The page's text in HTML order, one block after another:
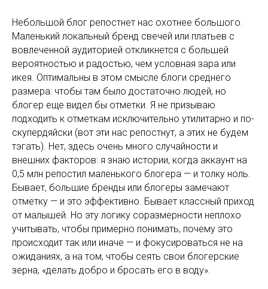
Небольшой блог репостнет нас охотнее большого.
Маленький локальный бренд свечей или платьев с
вовлеченной аудиторией откликнется с большей
вероятностью и радостью, чем условная зара или
икея. Оптимальны в этом смысле блоги среднего
размера: чтобы там было достаточно людей, но
блогер еще видел бы отметки. Я не призываю
подходить к отметкам исключительно утилитарно и по-
скупердяйски (вот эти нас репостнут, а этих не будем
тэгать). Нет, здесь очень много случайности и
внешних факторов: я знаю истории, когда аккаунт на
0,5 млн репостил маленького блогера — и толку ноль.
Бывает, большие бренды или блогеры замечают
отметку — и это эффективно. Бывает классный приход
от малышей. Но эту логику соразмерности неплохо
учитывать, чтобы примерно понимать, почему это
происходит так или иначе — и фокусироваться не на
ожиданиях, а на том, чтобы сеять свои блогерские
зерна, «делать добро и бросать его в воду».